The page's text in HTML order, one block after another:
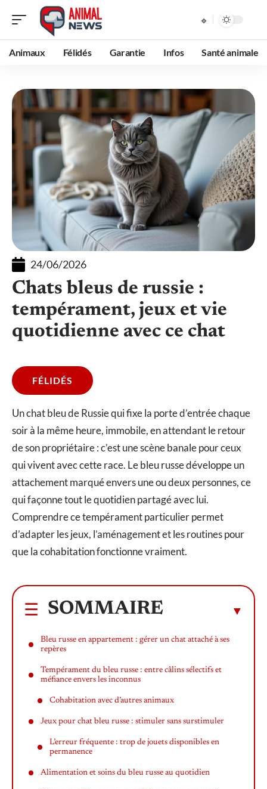
Animaux Félidés Garantie Infos Santé animale
24/06/2026
Chats bleus de russie :
tempérament, jeux et vie
quotidienne avec ce chat
FÉLIDÉS
Un chat bleu de Russie qui fixe la porte d’entrée chaque
soir à la même heure, immobile, en attendant le retour
de son propriétaire : c’est une scène banale pour ceux
qui vivent avec cette race. Le bleu russe développe un
attachement marqué envers une ou deux personnes, ce
qui façonne tout le quotidien partagé avec lui.
Comprendre ce tempérament particulier permet
d’adapter les jeux, l’aménagement et les routines pour
que la cohabitation fonctionne vraiment.
SOMMAIRE
Bleu russe en appartement : gérer un chat attaché à ses
repères
Tempérament du bleu russe : entre câlins sélectifs et
méfiance envers les inconnus
Cohabitation avec d’autres animaux
Jeux pour chat bleu russe : stimuler sans surstimuler
L’erreur fréquente : trop de jouets disponibles en
permanence
Alimentation et soins du bleu russe au quotidien